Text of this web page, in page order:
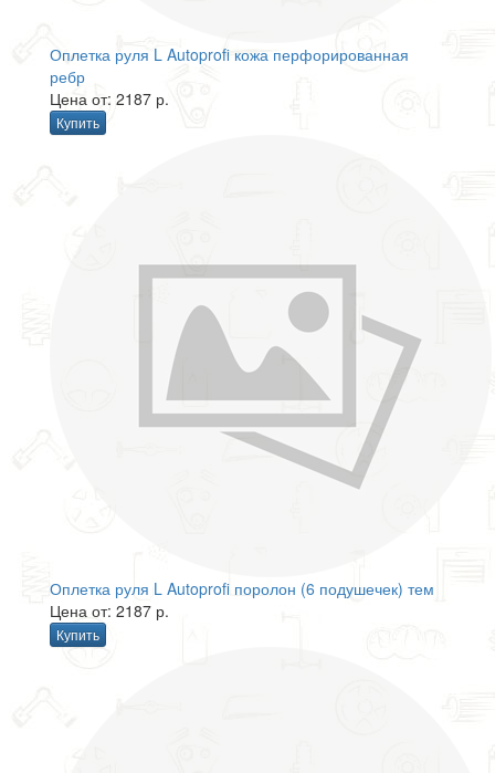
Оплетка руля L Autoprofi кожа перфорированная
ребр
Цена от: 2187 р.
Купить
Оплетка руля L Autoprofi поролон (6 подушечек) тем
Цена от: 2187 р.
Купить